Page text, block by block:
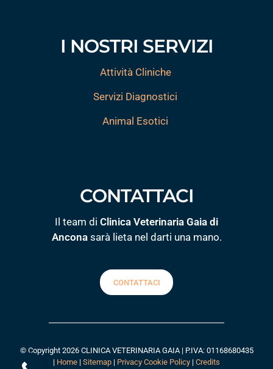
I NOSTRI SERVIZI
Attività Cliniche
Servizi Diagnostici
Animal Esotici
CONTATTACI
Il team di Clinica Veterinaria Gaia di
Anconasarà lieta nel darti una mano.
CONTATTACI
© Copyright 2026 CLINICA VETERINARIA GAIA | P.IVA: 01168680435
| Home | Sitemap | Privacy Cookie Policy | Credits